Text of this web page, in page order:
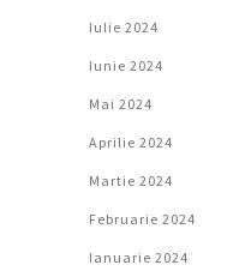
Iulie 2024
Iunie 2024
Mai 2024
Aprilie 2024
Martie 2024
Februarie 2024
Ianuarie 2024